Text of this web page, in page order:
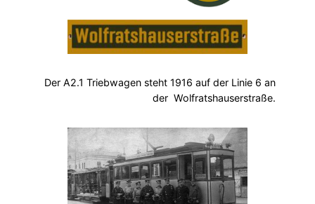
Der A2.1 Triebwagen steht 1916 auf der Linie 6 an
der Wolfratshauserstraße.